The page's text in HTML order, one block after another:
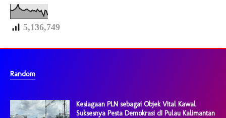
5,136,749
Random
Kesiagaan PLN sebagai Objek Vital Kawal
Suksesnya Pesta Demokrasi dI Pulau Kalimantan